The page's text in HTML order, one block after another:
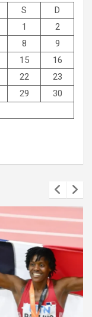
S
D
1
2
8
9
15
16
22
23
29
30